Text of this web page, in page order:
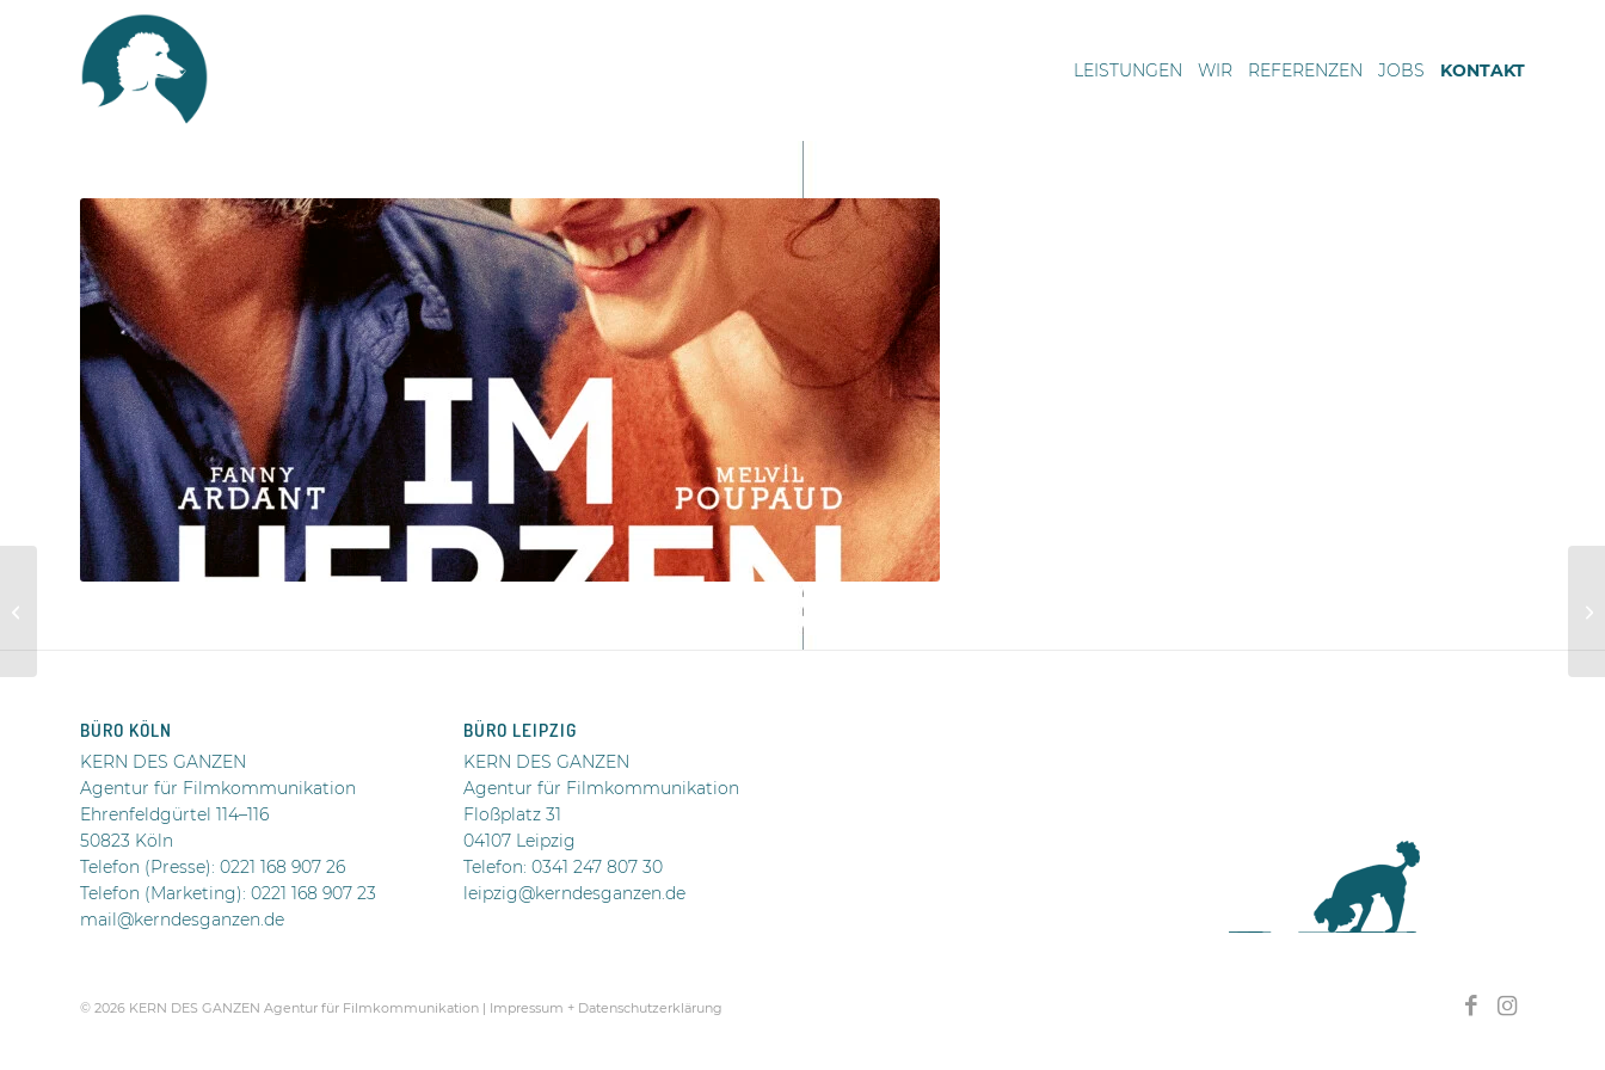
LEISTUNGEN WIR REFERENZEN JOBS KONTAKT
BÜRO KÖLN
KERN DES GANZEN
Agentur für Filmkommunikation
Ehrenfeldgürtel 114–116
50823 Köln
Telefon (Presse): 0221 168 907 26
Telefon (Marketing): 0221 168 907 23
mail@kerndesganzen.de
BÜRO LEIPZIG
KERN DES GANZEN
Agentur für Filmkommunikation
Floßplatz 31
04107 Leipzig
Telefon: 0341 247 807 30
leipzig@kerndesganzen.de
© 2026 KERN DES GANZEN Agentur für Filmkommunikation | Impressum + Datenschutzerklärung